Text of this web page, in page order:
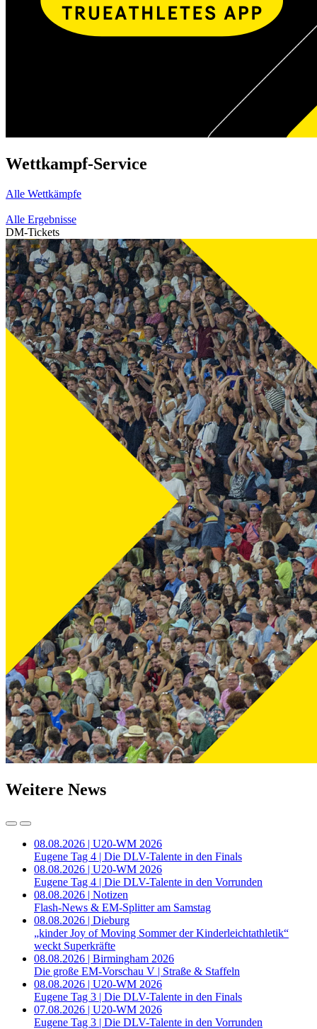
Wettkampf-Service
Alle Wettkämpfe
Alle Ergebnisse
DM-Tickets
Weitere News
08.08.2026 | U20-WM 2026
Eugene Tag 4 | Die DLV-Talente in den Finals
08.08.2026 | U20-WM 2026
Eugene Tag 4 | Die DLV-Talente in den Vorrunden
08.08.2026 | Notizen
Flash-News & EM-Splitter am Samstag
08.08.2026 | Dieburg
„kinder Joy of Moving Sommer der Kinderleichtathletik“
weckt Superkräfte
08.08.2026 | Birmingham 2026
Die große EM-Vorschau V | Straße & Staffeln
08.08.2026 | U20-WM 2026
Eugene Tag 3 | Die DLV-Talente in den Finals
07.08.2026 | U20-WM 2026
Eugene Tag 3 | Die DLV-Talente in den Vorrunden